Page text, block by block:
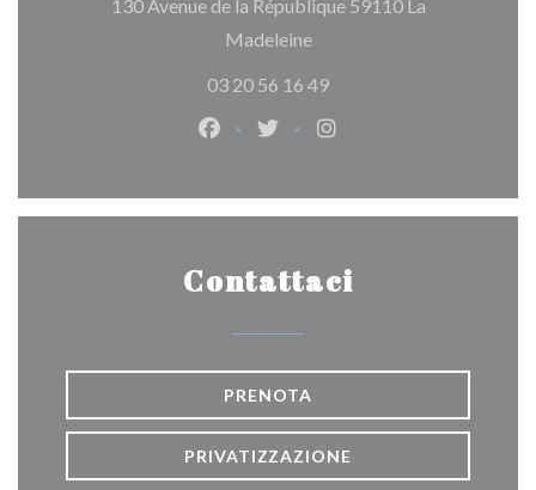
130 Avenue de la République 59110 La
Madeleine((apre una nuova finestra))
03 20 56 16 49
Facebook ((apre una nuova
Twitter ((apre una nuova
Instagram ((apre una
Contattaci
PRENOTA
PRIVATIZZAZIONE